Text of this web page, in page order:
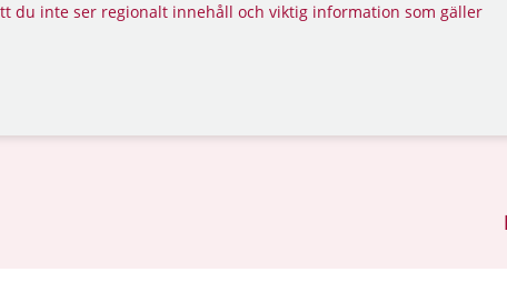
du inte ser regionalt innehåll och viktig information som gäller